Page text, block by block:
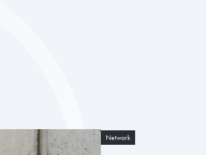
Network